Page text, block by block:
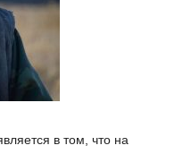
в том, что на